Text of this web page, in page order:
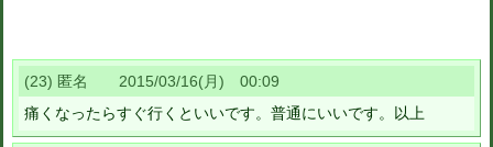
(23) 匿名 2015/03/16(月) 00:09
痛くなったらすぐ行くといいです。普通にいいです。以上